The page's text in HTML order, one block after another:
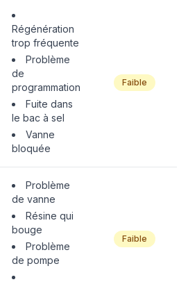
Régénération
trop fréquente
Problème
de
programmation
Fuite dans
le bac à sel
Vanne
bloquée
Faible
Problème
de vanne
Résine qui
bouge
Problème
de pompe
Faible